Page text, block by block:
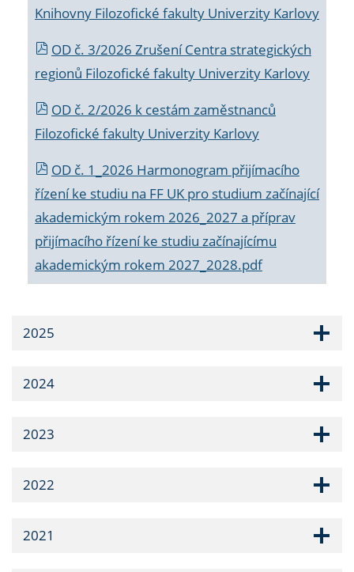
Knihovny Filozofické fakulty Univerzity Karlovy
OD č. 3/2026 Zrušení Centra strategických
regionů Filozofické fakulty Univerzity Karlovy
OD č. 2/2026 k cestám zaměstnanců
Filozofické fakulty Univerzity Karlovy
OD č. 1_2026 Harmonogram přijímacího
řízení ke studiu na FF UK pro studium začínající
akademickým rokem 2026_2027 a příprav
přijímacího řízení ke studiu začínajícímu
akademickým rokem 2027_2028.pdf
2025
2024
2023
2022
2021